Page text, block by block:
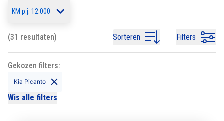
KM p.j. 12.000
(31 resultaten) Sorteren Filters
Gekozen filters:
Kia Picanto
Wis alle filters